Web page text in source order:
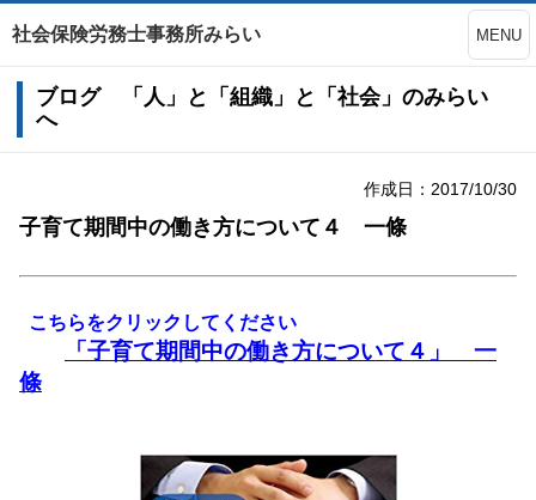
社会保険労務士事務所みらい MENU
ブログ 「人」と「組織」と「社会」のみらい
へ
作成日：2017/10/30
子育て期間中の働き方について４ 一條
こちらをクリックしてください
「 子育て期間中の働き方について４ 」 一
條